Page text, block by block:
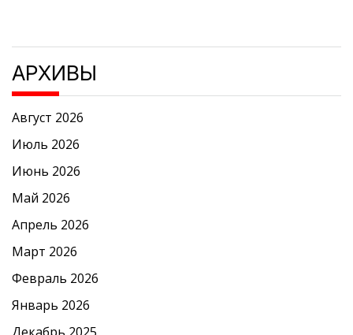
АРХИВЫ
Август 2026
Июль 2026
Июнь 2026
Май 2026
Апрель 2026
Март 2026
Февраль 2026
Январь 2026